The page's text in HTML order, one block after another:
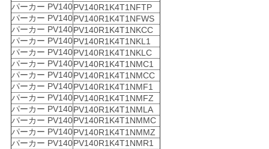
パーカー PV140PV140R1K4T1NFTP
パーカー PV140PV140R1K4T1NFWS
パーカー PV140PV140R1K4T1NKCC
パーカー PV140PV140R1K4T1NKL1
パーカー PV140PV140R1K4T1NKLC
パーカー PV140PV140R1K4T1NMC1
パーカー PV140PV140R1K4T1NMCC
パーカー PV140PV140R1K4T1NMF1
パーカー PV140PV140R1K4T1NMFZ
パーカー PV140PV140R1K4T1NMLA
パーカー PV140PV140R1K4T1NMMC
パーカー PV140PV140R1K4T1NMMZ
パーカー PV140PV140R1K4T1NMR1